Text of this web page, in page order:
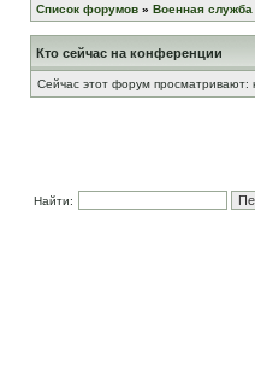
Список форумов » Военная служба
Кто сейчас на конференции
Сейчас этот форум просматривают:
Найти: